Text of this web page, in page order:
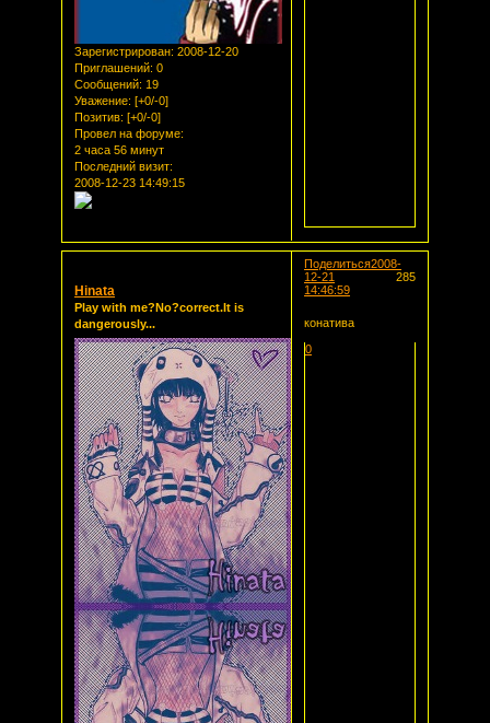
Зарегистрирован: 2008-12-20
Приглашений: 0
Сообщений: 19
Уважение: [+0/-0]
Позитив: [+0/-0]
Провел на форуме:
2 часа 56 минут
Последний визит:
2008-12-23 14:49:15
Поделиться
285
2008-
12-21
14:46:59
Hinata
Play with me?No?correct.It is
dangerously...
конатива
0